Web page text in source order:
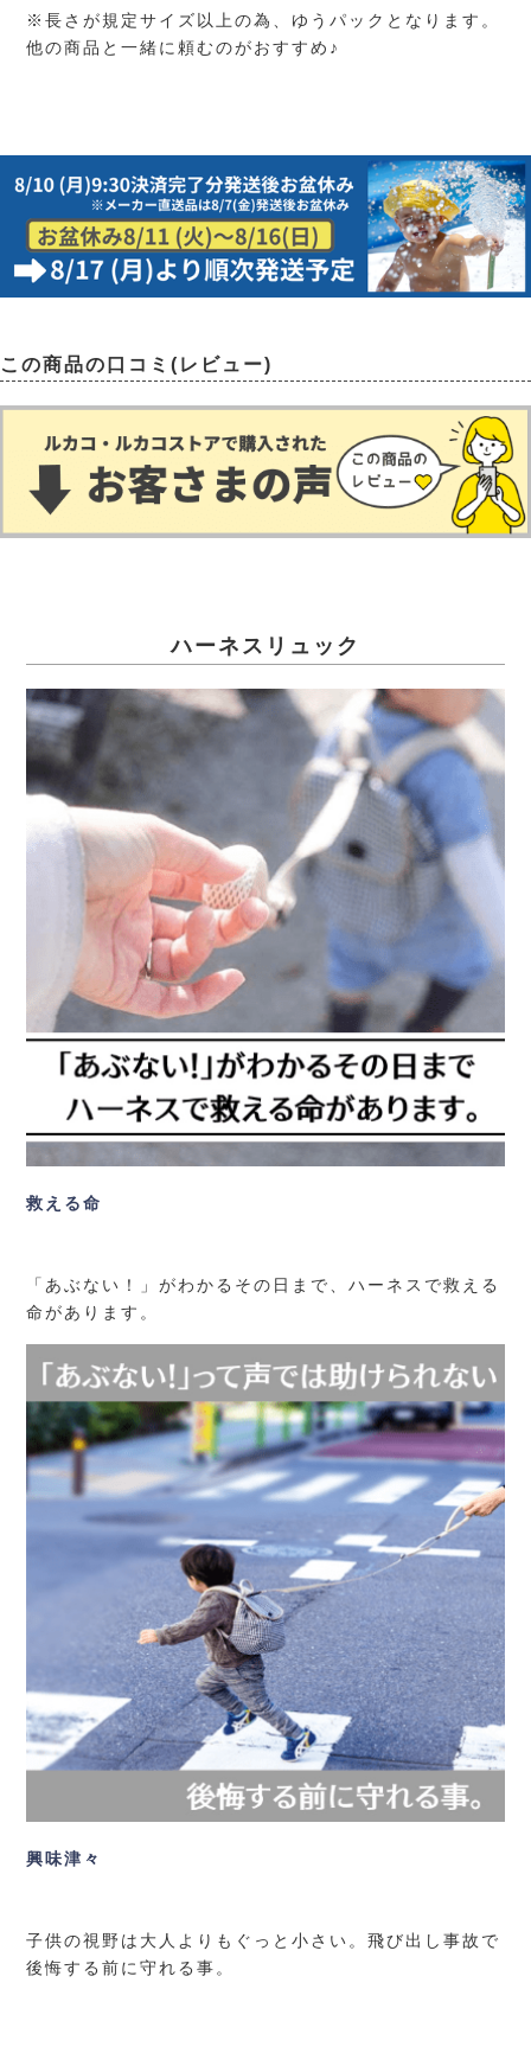
※長さが規定サイズ以上の為、ゆうパックとなります。
他の商品と一緒に頼むのがおすすめ♪
この商品の口コミ(レビュー)
ハーネスリュック
救える命
「あぶない！」がわかるその日まで、ハーネスで救える
命があります。
興味津々
子供の視野は大人よりもぐっと小さい。飛び出し事故で
後悔する前に守れる事。